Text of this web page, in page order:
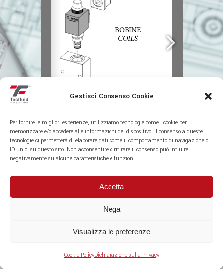
Gestisci Consenso Cookie
Per fornire le migliori esperienze, utilizziamo tecnologie come i cookie per
memorizzare e/o accedere alle informazioni del dispositivo. Il consenso a queste
tecnologie ci permetterà di elaborare dati come il comportamento di navigazione o
ID unici su questo sito. Non acconsentire o ritirare il consenso può influire
negativamente su alcune caratteristiche e funzioni.
Accetta
Nega
Visualizza le preferenze
Cookie PolicyDichiarazione sulla Privacy
1/5
Valvole